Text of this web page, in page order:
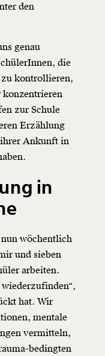
den
genau
die
kontrollieren,
konzentrieren
zur Schule
Erzählung
ihrer Ankunft in
in
wöchentlich
und sieben
arbeiten.
hat. Wir
mentale
vermitteln,
bedingten